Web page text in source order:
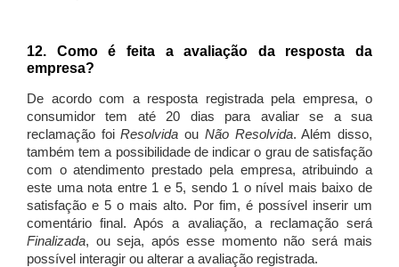
12. Como é feita a avaliação da resposta da
empresa?
De acordo com a resposta registrada pela empresa, o
consumidor tem até 20 dias para avaliar se a sua
reclamação foiResolvida ou Não Resolvida. Além disso,
também tem a possibilidade de indicar o grau de satisfação
com o atendimento prestado pela empresa, atribuindo a
este uma nota entre 1 e 5, sendo 1 o nível mais baixo de
satisfação e 5 o mais alto. Por fim, é possível inserir um
comentário final. Após a avaliação, a reclamação será
Finalizada, ou seja, após esse momento não será mais
possível interagir ou alterar a avaliação registrada.